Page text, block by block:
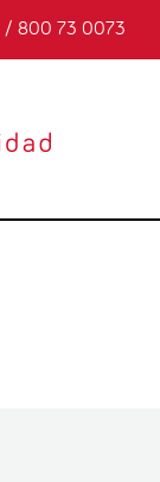
/ 800 73 0073